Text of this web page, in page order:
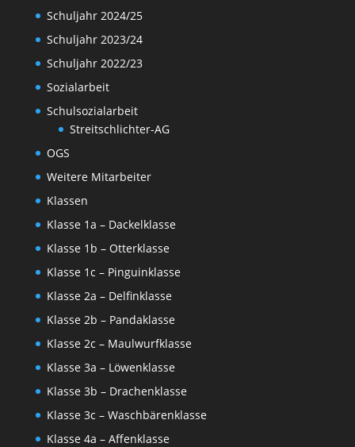
Schuljahr 2024/25
Schuljahr 2023/24
Schuljahr 2022/23
Sozialarbeit
Schulsozialarbeit
Streitschlichter-AG
OGS
Weitere Mitarbeiter
Klassen
Klasse 1a – Dackelklasse
Klasse 1b – Otterklasse
Klasse 1c – Pinguinklasse
Klasse 2a – Delfinklasse
Klasse 2b – Pandaklasse
Klasse 2c – Maulwurfklasse
Klasse 3a – Löwenklasse
Klasse 3b – Drachenklasse
Klasse 3c – Waschbärenklasse
Klasse 4a – Affenklasse